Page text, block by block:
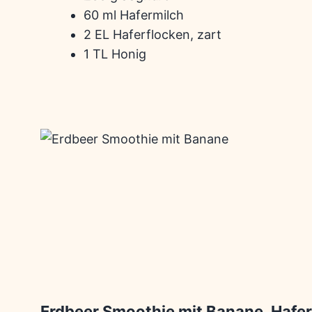
60 ml Hafermilch
2 EL Haferflocken, zart
1 TL Honig